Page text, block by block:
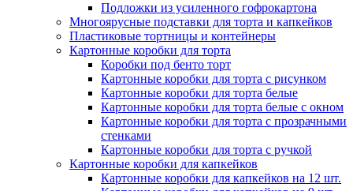
Подложки из усиленного гофрокартона
Многоярусные подставки для торта и капкейков
Пластиковые тортницы и контейнеры
Картонные коробки для торта
Коробки под бенто торт
Картонные коробки для торта с рисунком
Картонные коробки для торта белые
Картонные коробки для торта белые с окном
Картонные коробки для торта с прозрачными
стенками
Картонные коробки для торта с ручкой
Картонные коробки для капкейков
Картонные коробки для капкейков на 12 шт.